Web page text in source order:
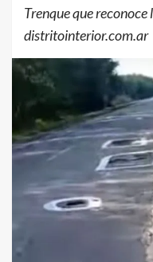
Trenque que reconoce
distritointerior.com.ar